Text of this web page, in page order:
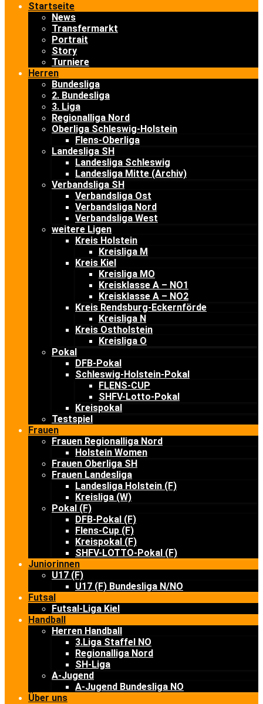
Startseite
News
Transfermarkt
Portrait
Story
Turniere
Herren
Bundesliga
2. Bundesliga
3. Liga
Regionalliga Nord
Oberliga Schleswig-Holstein
Flens-Oberliga
Landesliga SH
Landesliga Schleswig
Landesliga Mitte (Archiv)
Verbandsliga SH
Verbandsliga Ost
Verbandsliga Nord
Verbandsliga West
weitere Ligen
Kreis Holstein
Kreisliga M
Kreis Kiel
Kreisliga MO
Kreisklasse A – NO1
Kreisklasse A – NO2
Kreis Rendsburg-Eckernförde
Kreisliga N
Kreis Ostholstein
Kreisliga O
Pokal
DFB-Pokal
Schleswig-Holstein-Pokal
FLENS-CUP
SHFV-Lotto-Pokal
Kreispokal
Testspiel
Frauen
Frauen Regionalliga Nord
Holstein Women
Frauen Oberliga SH
Frauen Landesliga
Landesliga Holstein (F)
Kreisliga (W)
Pokal (F)
DFB-Pokal (F)
Flens-Cup (F)
Kreispokal (F)
SHFV-LOTTO-Pokal (F)
Juniorinnen
U17 (F)
U17 (F) Bundesliga N/NO
Futsal
Futsal-Liga Kiel
Handball
Herren Handball
3.Liga Staffel NO
Regionalliga Nord
SH-Liga
A-Jugend
A-Jugend Bundesliga NO
Über uns